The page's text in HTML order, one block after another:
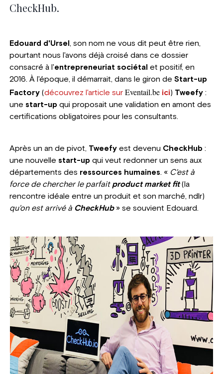
CheckHub.
Edouard d'Ursel , son nom ne vous dit peut être rien,
pourtant nous l'avons déjà croisé dans ce dossier
consacré à l'entrepreneuriat sociétal et positif, en
2016. À l'époque, il démarrait, dans le giron de Start-up
Factory(découvrez l'article sur Eventail.beici) Tweefy:
une start-up qui proposait une validation en amont des
certifications obligatoires pour les consultants.
Après un an de pivot, Tweefyest devenu CheckHub :
une nouvelle start-up qui veut redonner un sens aux
départements des ressources humaines. « C'est à
force de chercher le parfait product market fit(la
rencontre idéale entre un produit et son marché, ndlr)
qu'on est arrivé à CheckHub» se souvient Edouard.